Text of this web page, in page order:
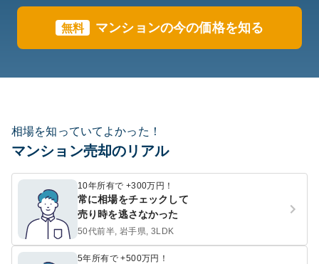
無料 マンションの今の価格を知る
相場を知っていてよかった！
マンション売却のリアル
10年所有で +300万円！
常に相場をチェックして
売り時を逃さなかった
50代前半, 岩手県, 3LDK
5年所有で +500万円！